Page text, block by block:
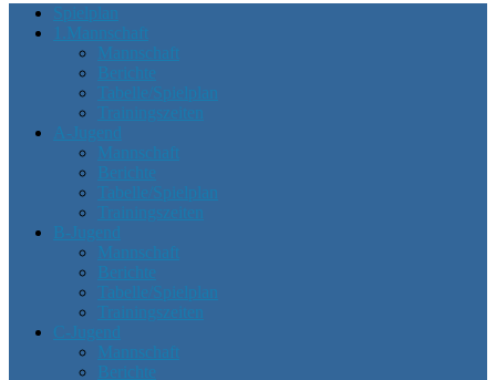
Spielplan
1.Mannschaft
Mannschaft
Berichte
Tabelle/Spielplan
Trainingszeiten
A-Jugend
Mannschaft
Berichte
Tabelle/Spielplan
Trainingszeiten
B-Jugend
Mannschaft
Berichte
Tabelle/Spielplan
Trainingszeiten
C-Jugend
Mannschaft
Berichte